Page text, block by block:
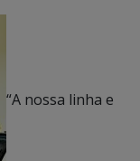
“A nossa linha e